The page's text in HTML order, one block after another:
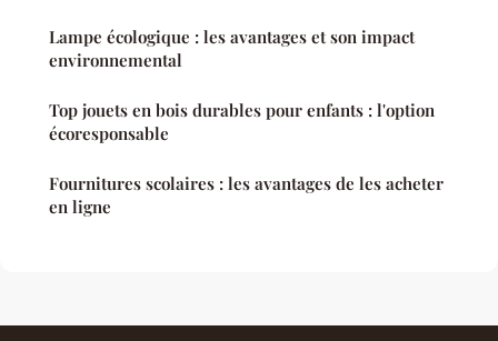
Lampe écologique : les avantages et son impact
environnemental
Top jouets en bois durables pour enfants : l'option
écoresponsable
Fournitures scolaires : les avantages de les acheter
en ligne